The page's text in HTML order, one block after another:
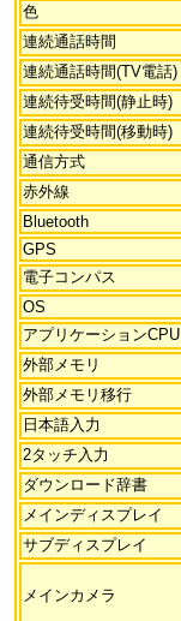
色
連続通話時間
連続通話時間(TV電話)
連続待受時間(静止時)
連続待受時間(移動時)
通信方式
赤外線
Bluetooth
GPS
電子コンパス
OS
アプリケーションCPU
外部メモリ
外部メモリ移行
日本語入力
2タッチ入力
ダウンロード辞書
メインディスプレイ
サブディスプレイ
メインカメラ